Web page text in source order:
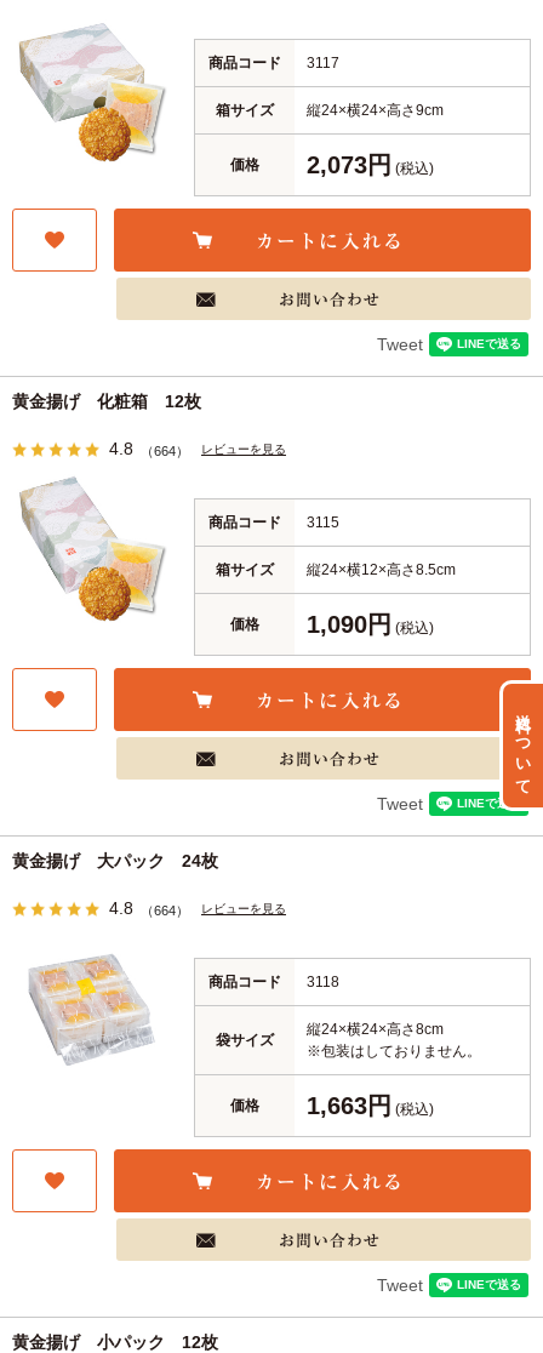
送料について
商品コード 3117
箱サイズ 縦24×横24×高さ9cm
価格 2,073円 (税込)
Tweet
黄金揚げ 化粧箱 12枚
4.8 （664） レビューを見る
商品コード 3115
箱サイズ 縦24×横12×高さ8.5cm
価格 1,090円 (税込)
Tweet
黄金揚げ 大パック 24枚
4.8 （664） レビューを見る
商品コード 3118
袋サイズ
縦24×横24×高さ8cm
※包装はしておりません。
価格 1,663円 (税込)
Tweet
黄金揚げ 小パック 12枚